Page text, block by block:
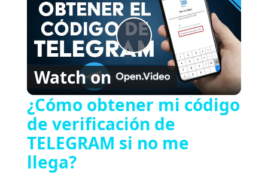
P
l
a
Watch on
¿Cómo obtener mi código
de verificación de
TELEGRAM si no me
llega?